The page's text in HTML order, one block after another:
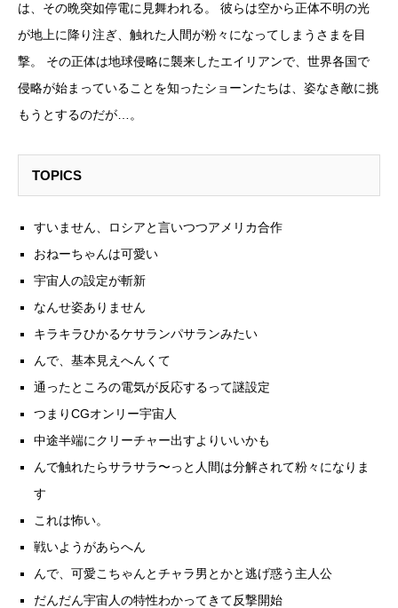
は、その晩突如停電に見舞われる。 彼らは空から正体不明の光
が地上に降り注ぎ、触れた人間が粉々になってしまうさまを目
撃。 その正体は地球侵略に襲来したエイリアンで、世界各国で
侵略が始まっていることを知ったショーンたちは、姿なき敵に挑
もうとするのだが…。
TOPICS
すいません、ロシアと言いつつアメリカ合作
おねーちゃんは可愛い
宇宙人の設定が斬新
なんせ姿ありません
キラキラひかるケサランパサランみたい
んで、基本見えへんくて
通ったところの電気が反応するって謎設定
つまりCGオンリー宇宙人
中途半端にクリーチャー出すよりいいかも
んで触れたらサラサラ〜っと人間は分解されて粉々になりま
す
これは怖い。
戦いようがあらへん
んで、可愛こちゃんとチャラ男とかと逃げ惑う主人公
だんだん宇宙人の特性わかってきて反撃開始